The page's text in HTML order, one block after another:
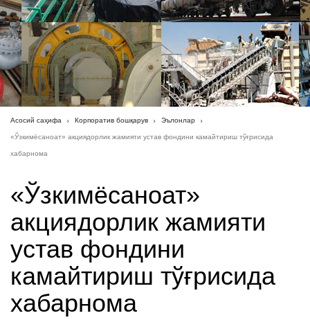
Асосий саҳифа Корпоратив бошқарув Эълонлар
«Ўзкимёсаноат» акциядорлик жамияти устав фондини камайтириш тўғрисида
хабарнома
«Ўзкимёсаноат»
акциядорлик жамияти
устав фондини
камайтириш тўғрисида
хабарнома